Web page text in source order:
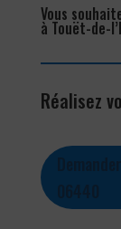
Vous
à Touët-de-
Réalisez